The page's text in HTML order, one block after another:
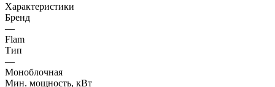
Характеристики
Бренд
—
Flam
Тип
—
Моноблочная
Мин. мощность, кВт